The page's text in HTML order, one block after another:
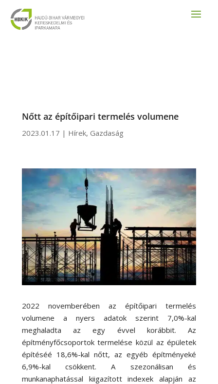
Nőtt az építőipari termelés volumene
2023.01.17 | Hírek, Gazdaság
2022 novemberében az építőipari termelés
volumene a nyers adatok szerint 7,0%-kal
meghaladta az egy évvel korábbit. Az
építményfőcsoportok termelése közül az épületek
építéséé 18,6%-kal nőtt, az egyéb építményeké
6,9%-kal csökkent. A szezonálisan és
munkanaphatással kiigazított indexek alapján az